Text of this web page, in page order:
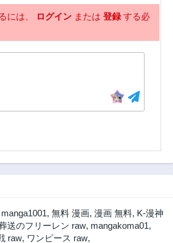
には、 ログイン または 登録する必
manga1001, 無料 漫画, 漫画 無料, K-漫神
送のフリーレン raw, mangakoma01,
raw, ワンピース raw,